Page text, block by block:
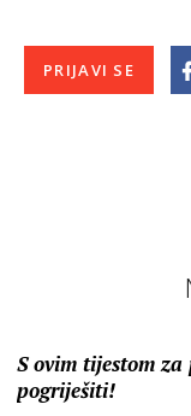
PRIJAVI SE
S ovim tijestom za
pogriješiti!